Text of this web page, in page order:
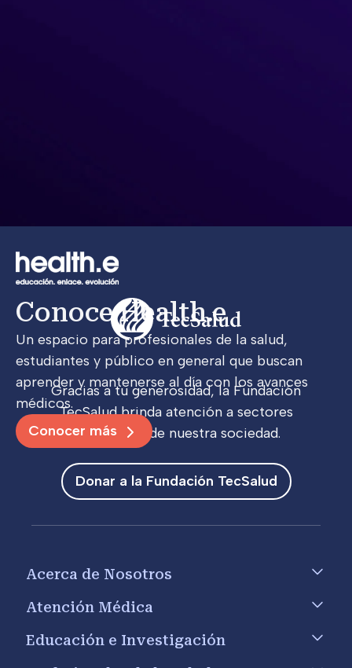
Conoce Health.e
Un espacio para profesionales de la salud,
estudiantes y público en general que buscan
aprender y mantenerse al día con los avances
médicos.
Conocer más
Gracias a tu generosidad, la Fundación
TecSalud brinda atención a sectores
vulnerables de nuestra sociedad.
Donar a la Fundación TecSalud
Acerca de Nosotros
Atención Médica
Educación e Investigación